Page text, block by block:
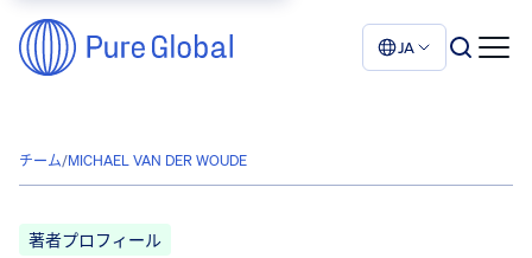
JA
チーム/MICHAEL VAN DER WOUDE
著者プロフィール